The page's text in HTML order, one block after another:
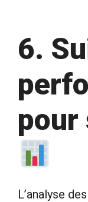
6.
pour
L’analyse